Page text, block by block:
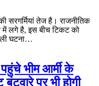
सरगर्मियां तेज है। राजनीतिक
में लगे है, इस बीच टिकट को
घटना…
भीम आर्मी के
पर भी होगी